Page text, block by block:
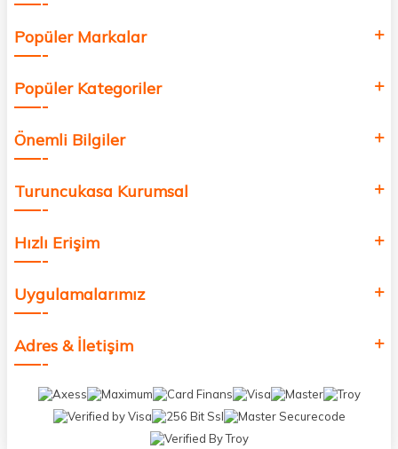
Popüler Markalar
Popüler Kategoriler
Önemli Bilgiler
Turuncukasa Kurumsal
Hızlı Erişim
Uygulamalarımız
Adres & İletişim